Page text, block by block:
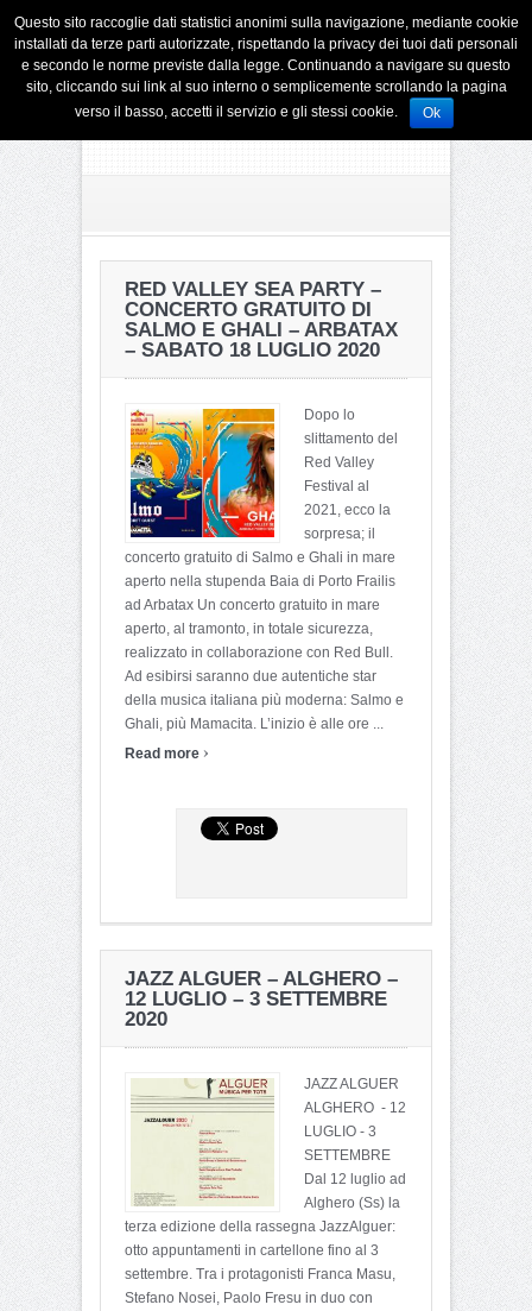
RED VALLEY SEA PARTY –
CONCERTO GRATUITO DI
SALMO E GHALI – ARBATAX
– SABATO 18 LUGLIO 2020
Dopo lo
slittamento del
Red Valley
Festival al
2021, ecco la
sorpresa; il
concerto gratuito di Salmo e Ghali in mare
aperto nella stupenda Baia di Porto Frailis
ad Arbatax Un concerto gratuito in mare
aperto, al tramonto, in totale sicurezza,
realizzato in collaborazione con Red Bull.
Ad esibirsi saranno due autentiche star
della musica italiana più moderna: Salmo e
Ghali, più Mamacita. L’inizio è alle ore ...
Read more ›
JAZZ ALGUER – ALGHERO –
12 LUGLIO – 3 SETTEMBRE
2020
JAZZ ALGUER
ALGHERO - 12
LUGLIO - 3
SETTEMBRE
Dal 12 luglio ad
Alghero (Ss) la
terza edizione della rassegna JazzAlguer:
otto appuntamenti in cartellone fino al 3
settembre. Tra i protagonisti Franca Masu,
Stefano Nosei, Paolo Fresu in duo con
Questo sito raccoglie dati statistici anonimi sulla navigazione, mediante cookie
installati da terze parti autorizzate, rispettando la privacy dei tuoi dati personali
e secondo le norme previste dalla legge. Continuando a navigare su questo
sito, cliccando sui link al suo interno o semplicemente scrollando la pagina
verso il basso, accetti il servizio e gli stessi cookie.
Ok